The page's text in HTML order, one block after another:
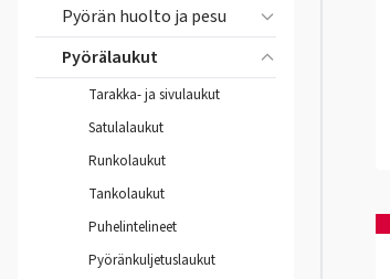
Pyörän huolto ja pesu
Pyörälaukut
Tarakka- ja sivulaukut
Satulalaukut
Runkolaukut
Tankolaukut
Puhelintelineet
Pyöränkuljetuslaukut